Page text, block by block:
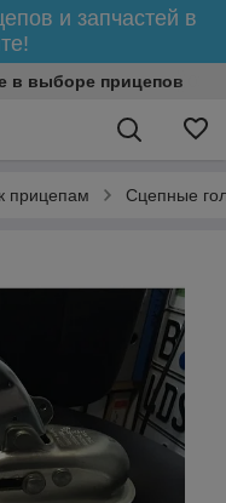
и запчастей в
в выборе прицепов
прицепам Сцепные